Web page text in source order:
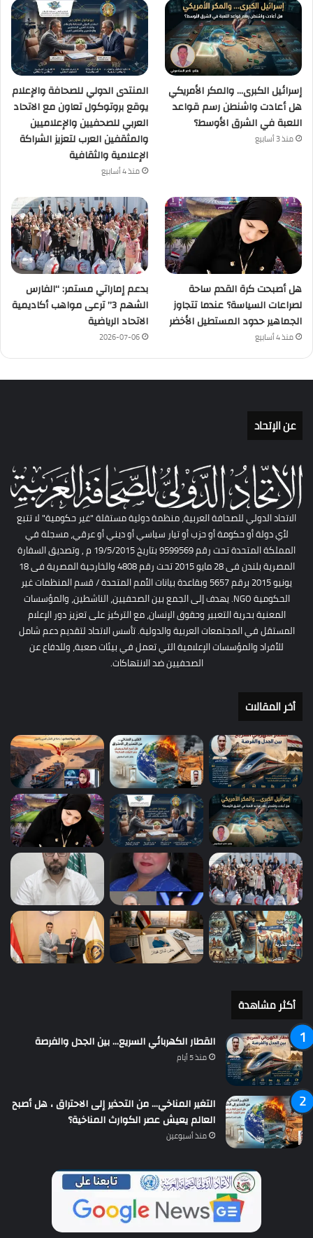
إسرائيل الكبرى… والمكر الأمريكي
هل أعادت واشنطن رسم قواعد
اللعبة في الشرق الأوسط؟
منذ 3 أسابيع
المنتدى الدولي للصحافة والإعلام
يوقع بروتوكول تعاون مع الاتحاد
العربي للصحفيين والإعلاميين
والمثقفين العرب لتعزيز الشراكة
الإعلامية والثقافية
منذ 4 أسابيع
هل أصبحت كرة القدم ساحة
لصراعات السياسة؟ عندما تتجاوز
الجماهير حدود المستطيل الأخضر
منذ 4 أسابيع
بدعم إماراتي مستمر: “الفارس
الشهم 3” ترعى مواهب أكاديمية
الاتحاد الرياضية
2026-07-06
عن الإتحاد
الاتحاد الدولي للصحافة العربية، منظمة دولية مستقلة "غير حكومية" لا تتبع
لأي دولة أو حكومة أو حزب أو تيار سياسي أو ديني أو عرقي، مسجلة في
المملكة المتحدة تحت رقم 9599569 بتاريخ 19/5/2015 م , وتصديق السفارة
المصرية بلندن فى 28 مايو 2015 تحت رقم 4808 والخارجية المصرية فى 18
يونيو 2015 برقم 5657 وبقاعدة بيانات الأمم المتحدة / قسم المنظمات غير
الحكومية NGO. يهدف إلى الجمع بين الصحفيين، الناشطين، والمؤسسات
المعنية بحرية التعبير وحقوق الإنسان، مع التركيز على تعزيز دور الإعلام
المستقل في المجتمعات العربية والدولية. تأسس الاتحاد لتقديم دعم شامل
للأفراد والمؤسسات الإعلامية التي تعمل في بيئات صعبة، وللدفاع عن
الصحفيين ضد الانتهاكات.
أخر المقالات
أكثر مشاهدة
القطار الكهربائي السريع… بين الجدل والفرصة
منذ 5 أيام
التغير المناخي… من التحذير إلى الاحتراق ، هل أصبح
العالم يعيش عصر الكوارث المناخية؟
منذ أسبوعين